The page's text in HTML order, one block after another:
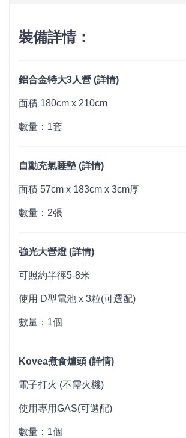
裝備詳情：
鋁合金特大3人營 (詳情)
面積 180cm x 210cm
數量：1套
自動充氣睡墊 (詳情)
面積 57cm x 183cm x 3cm厚
數量：2張
強光大營燈 (詳情)
可照約半徑5-8米
使用 D型電池 x 3粒(可選配)
數量：1個
Kovea煮食爐頭 (詳情)
電子打火 (不需火機)
使用專用GAS(可選配)
數量：1個